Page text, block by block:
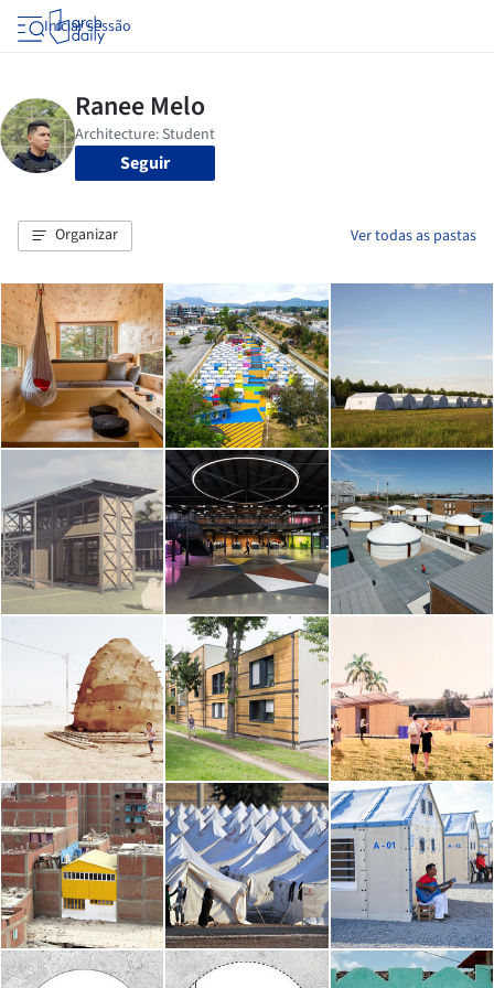
Iniciar sessão
Seguir
Organizar Ver todas as pastas